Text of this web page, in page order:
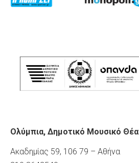
Ολύμπια, Δημοτικό Μουσικό
Ακαδημίας 59, 106 79 – Αθήνα